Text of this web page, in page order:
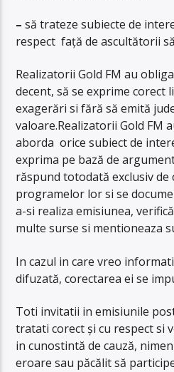
– să trateze subiecte de
respect faţă de ascultătorii
Realizatorii Gold FM au
decent, să se exprime corect
exagerări si fără să emită
valoare.Realizatorii Gold FM
aborda orice subiect de
exprima pe bază de
răspund totodată exclusiv
programelor lor si se
a-si realiza emisiunea,
multe surse si mentioneaza
In cazul in care vreo
difuzată, corectarea ei se
Toti invitatii in emisiunile
tratati corect și cu respect si
in cunostintă de cauză,
eroare sau păcălit să